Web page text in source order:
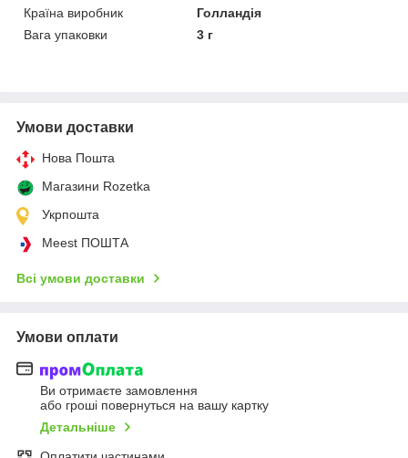
Країна виробник
Голландія
Вага упаковки
3 г
Умови доставки
Нова Пошта
Магазини Rozetka
Укрпошта
Meest ПОШТА
Всі умови доставки
Умови оплати
Ви отримаєте замовлення
або гроші повернуться на вашу картку
Детальніше